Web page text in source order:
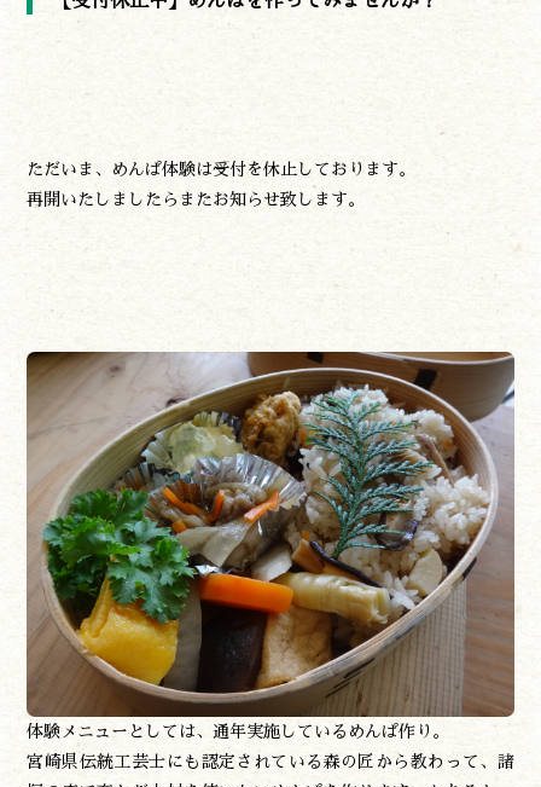
ただいま、めんぱ体験は受付を休止しております。
再開いたしましたらまたお知らせ致します。
体験メニューとしては、通年実施しているめんぱ作り。
宮崎県伝統工芸士にも認定されている森の匠から教わって、諸